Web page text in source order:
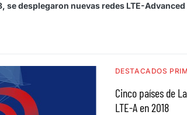
se desplegaron nuevas redes LTE-
DESTACADOS
Cinco países de
LTE-A en 2018